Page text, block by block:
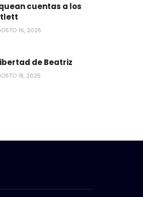
cuentas a los
16, 2025
de Beatriz
18, 2025